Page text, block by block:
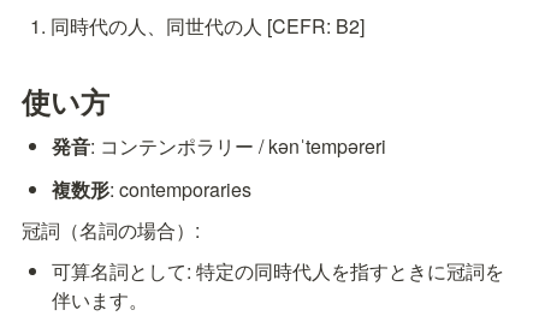
同時代の人、同世代の人 [CEFR: B2]
使い方
発音: コンテンポラリー / kənˈtempəreri
複数形: contemporaries
冠詞（名詞の場合）:
可算名詞として: 特定の同時代人を指すときに冠詞を
伴います。